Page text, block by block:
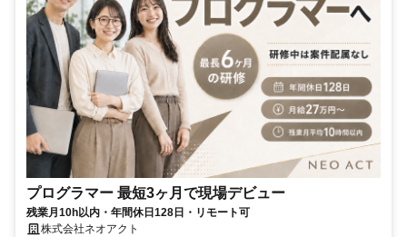
プログラマー 最短3ヶ月で現場デビュー
残業月10h以内・年間休日128日・リモート可
株式会社ネオアクト